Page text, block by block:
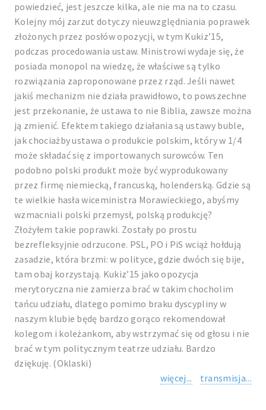
powiedzieć, jest jeszcze kilka, ale nie ma na to czasu.
Kolejny mój zarzut dotyczy nieuwzględniania poprawek
złożonych przez posłów opozycji, w tym Kukiz’15,
podczas procedowania ustaw. Ministrowi wydaje się, że
posiada monopol na wiedzę, że właściwe są tylko
rozwiązania zaproponowane przez rząd. Jeśli nawet
jakiś mechanizm nie działa prawidłowo, to powszechne
jest przekonanie, że ustawa to nie Biblia, zawsze można
ją zmienić. Efektem takiego działania są ustawy buble,
jak chociażby ustawa o produkcie polskim, który w 1/4
może składać się z importowanych surowców. Ten
podobno polski produkt może być wyprodukowany
przez firmę niemiecką, francuską, holenderską. Gdzie są
te wielkie hasła wiceministra Morawieckiego, abyśmy
wzmacniali polski przemysł, polską produkcję?
Złożyłem takie poprawki. Zostały po prostu
bezrefleksyjnie odrzucone. PSL, PO i PiS wciąż hołdują
zasadzie, która brzmi: w polityce, gdzie dwóch się bije,
tam obaj korzystają. Kukiz’15 jako opozycja
merytoryczna nie zamierza brać w takim chocholim
tańcu udziału, dlatego pomimo braku dyscypliny w
naszym klubie będę bardzo gorąco rekomendował
kolegom i koleżankom, aby wstrzymać się od głosu i nie
brać w tym politycznym teatrze udziału. Bardzo
dziękuję. (Oklaski)
więcej...
transmisja...